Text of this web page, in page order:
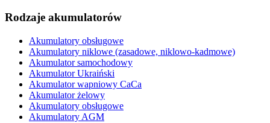
Rodzaje akumulatorów
Akumulatory obsługowe
Akumulatory niklowe (zasadowe, niklowo-kadmowe)
Akumulator samochodowy
Akumulator Ukraiński
Akumulator wapniowy CaCa
Akumulator żelowy
Akumulatory obsługowe
Akumulatory AGM